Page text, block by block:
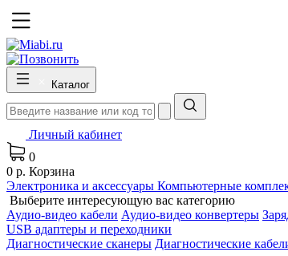
Каталог
Личный кабинет
0
0 р. Корзина
Электроника и аксессуары Компьютерные
Выберите интересующую вас категорию
Аудио-видео кабели Аудио-видео конвертеры
USB адаптеры и переходники
Диагностические сканеры Диагностические